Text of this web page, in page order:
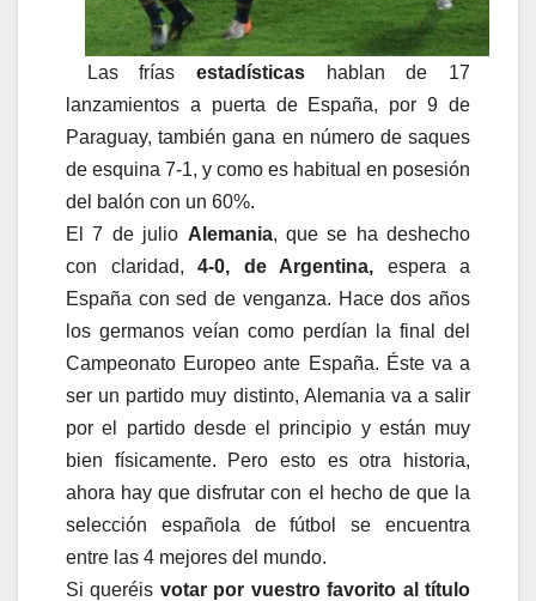
Las frías estadísticas hablan de 17
lanzamientos a puerta de España, por 9 de
Paraguay, también gana en número de saques
de esquina 7-1, y como es habitual en posesión
del balón con un 60%.
El 7 de julio Alemania, que se ha deshecho
con claridad, 4-0, de Argentina, espera a
España con sed de venganza. Hace dos años
los germanos veían como perdían la final del
Campeonato Europeo ante España. Éste va a
ser un partido muy distinto, Alemania va a salir
por el partido desde el principio y están muy
bien físicamente. Pero esto es otra historia,
ahora hay que disfrutar con el hecho de que la
selección española de fútbol se encuentra
entre las 4 mejores del mundo.
Si queréis votar por vuestro favorito al título